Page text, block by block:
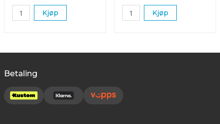
Kjøp Kjøp
Betaling